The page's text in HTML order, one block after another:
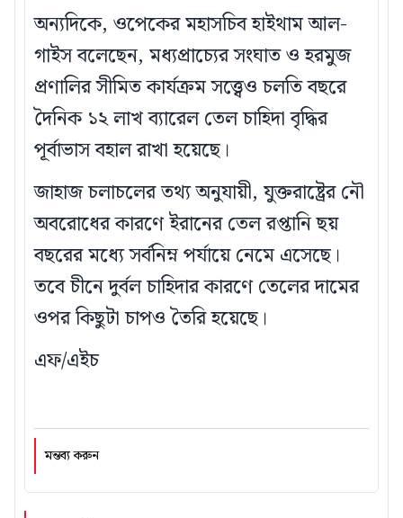
অন্যদিকে, ওপেকের মহাসচিব হাইথাম আল-
গাইস বলেছেন, মধ্যপ্রাচ্যের সংঘাত ও হরমুজ
প্রণালির সীমিত কার্যক্রম সত্ত্বেও চলতি বছরে
দৈনিক ১২ লাখ ব্যারেল তেল চাহিদা বৃদ্ধির
পূর্বাভাস বহাল রাখা হয়েছে।
জাহাজ চলাচলের তথ্য অনুযায়ী, যুক্তরাষ্ট্রের নৌ
অবরোধের কারণে ইরানের তেল রপ্তানি ছয়
বছরের মধ্যে সর্বনিম্ন পর্যায়ে নেমে এসেছে।
তবে চীনে দুর্বল চাহিদার কারণে তেলের দামের
ওপর কিছুটা চাপও তৈরি হয়েছে।
এফ/এইচ
মন্তব্য করুন